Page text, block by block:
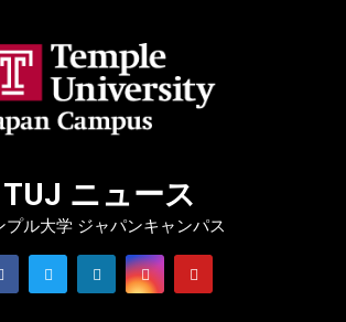
TUJ ニュース
プル大学 ジャパンキャンパス